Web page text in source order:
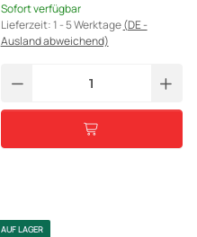
Sofort verfügbar
Lieferzeit:1 - 5 Werktage(DE -
Ausland abweichend)
AUF LAGER